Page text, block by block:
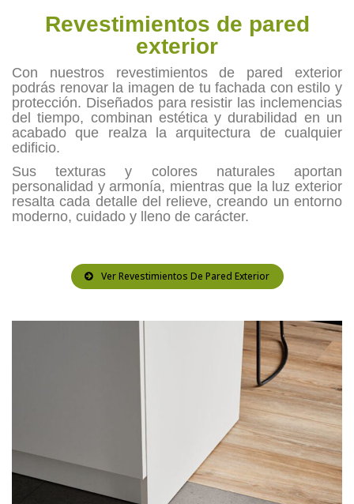
Revestimientos de pared
exterior
Con nuestros revestimientos de pared exterior
podrás renovar la imagen de tu fachada con estilo y
protección. Diseñados para resistir las inclemencias
del tiempo, combinan estética y durabilidad en un
acabado que realza la arquitectura de cualquier
edificio.
Sus texturas y colores naturales aportan
personalidad y armonía, mientras que la luz exterior
resalta cada detalle del relieve, creando un entorno
moderno, cuidado y lleno de carácter.
Ver Revestimientos De Pared Exterior